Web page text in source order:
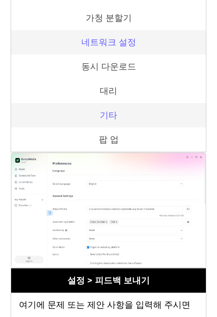
가청 분할기
네트워크 설정
동시 다운로드
대리
기타
팝 업
설정 > 피드백 보내기
여기에 문제 또는 제안 사항을 입력해 주시면